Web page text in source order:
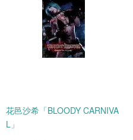
花邑沙希「BLOODY CARNIVA
L」